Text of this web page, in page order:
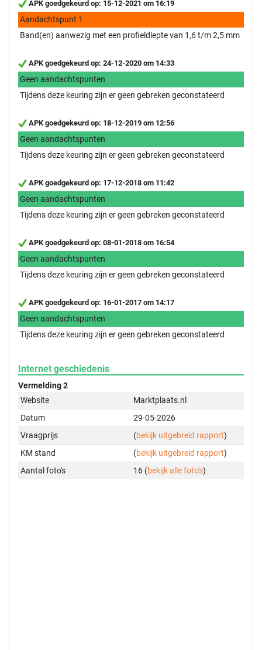
APK goedgekeurd op: 15-12-2021 om 16:19
Aandachtspunt 1
Band(en) aanwezig met een profieldiepte van 1,6 t/m 2,5 mm
APK goedgekeurd op: 24-12-2020 om 14:33
Geen aandachtspunten
Tijdens deze keuring zijn er geen gebreken geconstateerd
APK goedgekeurd op: 18-12-2019 om 12:56
Geen aandachtspunten
Tijdens deze keuring zijn er geen gebreken geconstateerd
APK goedgekeurd op: 17-12-2018 om 11:42
Geen aandachtspunten
Tijdens deze keuring zijn er geen gebreken geconstateerd
APK goedgekeurd op: 08-01-2018 om 16:54
Geen aandachtspunten
Tijdens deze keuring zijn er geen gebreken geconstateerd
APK goedgekeurd op: 16-01-2017 om 14:17
Geen aandachtspunten
Tijdens deze keuring zijn er geen gebreken geconstateerd
Internet geschiedenis
Vermelding 2
Website
Marktplaats.nl
Datum
29-05-2026
Vraagprijs
(bekijk uitgebreid rapport)
KM stand
(bekijk uitgebreid rapport)
Aantal foto's
16 (bekijk alle foto's)